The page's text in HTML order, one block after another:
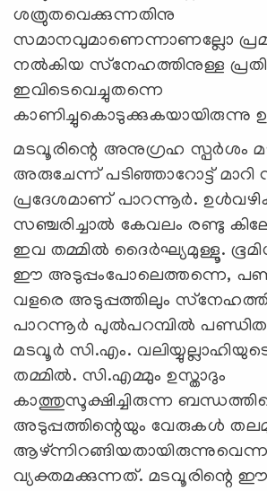
ശത്രുതവെക്കുന്നതിനു
സമാനവുമാണെന്നാണല്ലോ
നല്‍കിയ സ്‌നേഹത്തിനുള്ള
ഇവിടെവെച്ചുതന്നെ
കാണിച്ചുകൊടുക്കുകയായിരുന്നു
മടവൂരിന്റെ അനുഗ്രഹ സ്പര്‍ശം
അരുചേന്ന് പടിഞ്ഞാറോട്ട്
പ്രദേശമാണ് പാറന്നൂര്‍.
സഞ്ചരിച്ചാല്‍ കേവലം രണ്ടു
ഇവ തമ്മില്‍ ദൈര്‍ഘ്യമുള്ളൂ.
ഈ അടുപ്പംപോലെത്തന്നെ,
വളരെ അടുപ്പത്തിലും
പാറന്നൂര്‍ പുല്‍പറമ്പില്‍
മടവൂര്‍ സി.എം.
തമ്മില്‍. സി.എമ്മും ഉസ്താദും
കാത്തുസൂക്ഷിച്ചിരുന്ന
അടുപ്പത്തിന്റെയും വേരുകള്‍
വ്യക്തമക്കുന്നത്.